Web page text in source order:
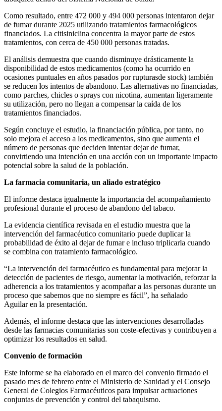
Como resultado, entre 472 000 y 494 000 personas intentaron dejar
de fumar durante 2025 utilizando tratamientos farmacológicos
financiados. La citisiniclina concentra la mayor parte de estos
tratamientos, con cerca de 450 000 personas tratadas.
El análisis demuestra que cuando disminuye drásticamente la
disponibilidad de estos medicamentos (como ha ocurrido en
ocasiones puntuales en años pasados por rupturasde stock) también
se reducen los intentos de abandono. Las alternativas no financiadas,
como parches, chicles o sprays con nicotina, aumentan ligeramente
su utilización, pero no llegan a compensar la caída de los
tratamientos financiados.
Según concluye el estudio, la financiación pública, por tanto, no
solo mejora el acceso a los medicamentos, sino que aumenta el
número de personas que deciden intentar dejar de fumar,
convirtiendo una intención en una acción con un importante impacto
potencial sobre la salud de la población.
La farmacia comunitaria, un aliado estratégico
El informe destaca igualmente la importancia del acompañamiento
profesional durante el proceso de abandono del tabaco.
La evidencia científica revisada en el estudio muestra que la
intervención del farmacéutico comunitario puede duplicar la
probabilidad de éxito al dejar de fumar e incluso triplicarla cuando
se combina con tratamiento farmacológico.
“La intervención del farmacéutico es fundamental para mejorar la
detección de pacientes de riesgo, aumentar la motivación, reforzar la
adherencia a los tratamientos y acompañar a las personas durante un
proceso que sabemos que no siempre es fácil”, ha señalado
Aguilar en la presentación.
Además, el informe destaca que las intervenciones desarrolladas
desde las farmacias comunitarias son coste-efectivas y contribuyen a
optimizar los resultados en salud.
Convenio de formación
Este informe se ha elaborado en el marco del convenio firmado el
pasado mes de febrero entre el Ministerio de Sanidad y el Consejo
General de Colegios Farmacéuticos para impulsar actuaciones
conjuntas de prevención y control del tabaquismo.